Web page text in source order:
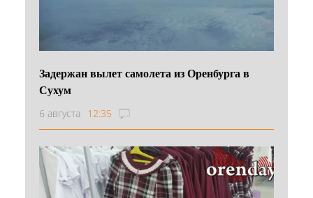
Задержан вылет самолета из Оренбурга в
Сухум
6 августа 12:35